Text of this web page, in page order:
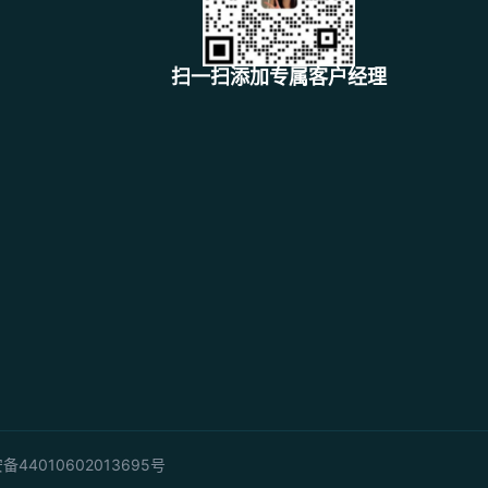
扫一扫添加专属客户经理
备44010602013695号